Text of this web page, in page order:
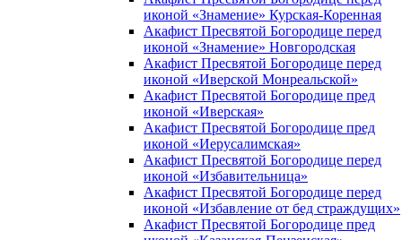
иконой «Знамение» Курская-Коренная
Акафист Пресвятой Богородице перед
иконой «Знамение» Новгородская
Акафист Пресвятой Богородице перед
иконой «Иверской Монреальской»
Акафист Пресвятой Богородице пред
иконой «Иверская»
Акафист Пресвятой Богородице пред
иконой «Иерусалимская»
Акафист Пресвятой Богородице перед
иконой «Избавительница»
Акафист Пресвятой Богородице перед
иконой «Избавление от бед страждущих»
Акафист Пресвятой Богородице пред